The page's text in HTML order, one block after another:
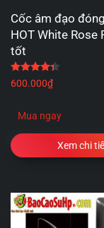
Cốc âm đạo
HOT White Rose
tốt
600.000₫
Mua ngay
Xem chi